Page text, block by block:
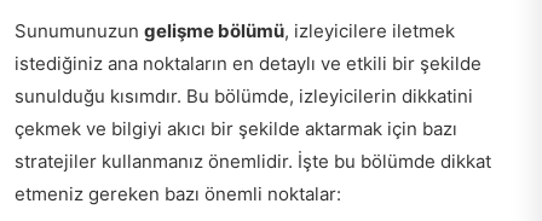
Sunumunuzun gelişme bölümü, izleyicilere iletmek
istediğiniz ana noktaların en detaylı ve etkili bir şekilde
sunulduğu kısımdır. Bu bölümde, izleyicilerin dikkatini
çekmek ve bilgiyi akıcı bir şekilde aktarmak için bazı
stratejiler kullanmanız önemlidir. İşte bu bölümde dikkat
etmeniz gereken bazı önemli noktalar: